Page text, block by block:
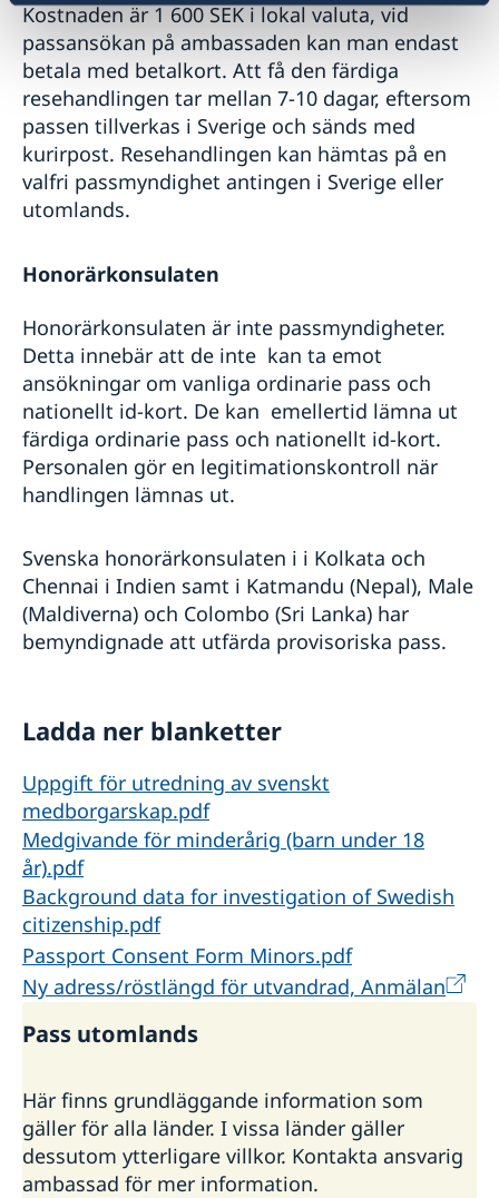
Kostnaden är 1 600 SEK i lokal valuta, vid
passansökan på ambassaden kan man endast
betala med betalkort. Att få den färdiga
resehandlingen tar mellan 7-10 dagar, eftersom
passen tillverkas i Sverige och sänds med
kurirpost. Resehandlingen kan hämtas på en
valfri passmyndighet antingen i Sverige eller
utomlands.
Honorärkonsulaten
Honorärkonsulaten är inte passmyndigheter.
Detta innebär att de inte kan ta emot
ansökningar om vanliga ordinarie pass och
nationellt id-kort. De kan emellertid lämna ut
färdiga ordinarie pass och nationellt id-kort.
Personalen gör en legitimationskontroll när
handlingen lämnas ut.
Svenska honorärkonsulaten i i Kolkata och
Chennai i Indien samt i Katmandu (Nepal), Male
(Maldiverna) och Colombo (Sri Lanka) har
bemyndignade att utfärda provisoriska pass.
Ladda ner blanketter
Uppgift för utredning av svenskt
medborgarskap.pdf
Medgivande för minderårig (barn under 18
år).pdf
Background data for investigation of Swedish
citizenship.pdf
Passport Consent Form Minors.pdf
Ny adress/röstlängd för utvandrad, Anmälan
Pass utomlands
Här finns grundläggande information som
gäller för alla länder. I vissa länder gäller
dessutom ytterligare villkor. Kontakta ansvarig
ambassad för mer information.